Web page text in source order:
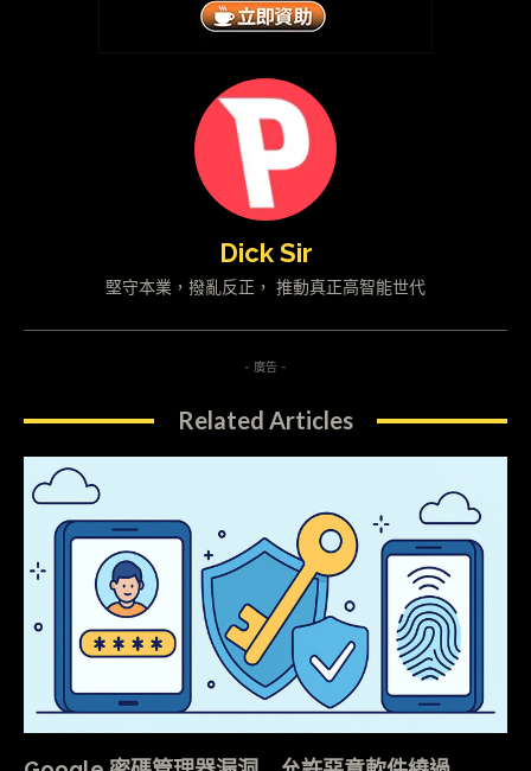
Dick Sir
堅守本業，撥亂反正， 推動真正高智能世代
- 廣告 -
Related Articles